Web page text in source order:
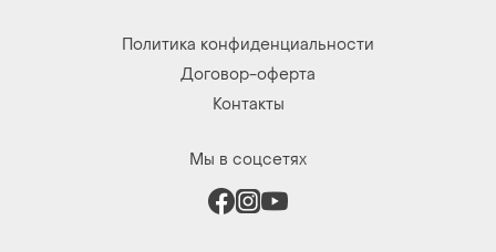
Политика конфиденциальности
Договор-оферта
Контакты
Мы в соцсетях